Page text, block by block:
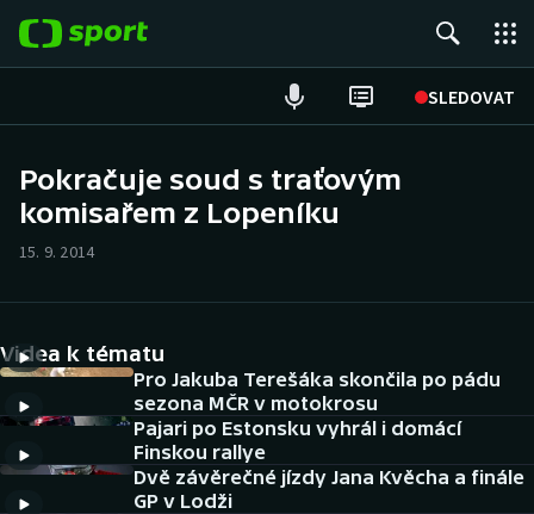
SLEDOVAT
Hokej
Cyklistika
DALŠÍ SPORTY
Americký fotbal
NEPŘEHLÉDNĚTE
Pokračuje soud s traťovým
komisařem z Lopeníku
15. 9. 2014
Videa k tématu
Pro Jakuba Terešáka skončila po pádu
sezona MČR v motokrosu
Pajari po Estonsku vyhrál i domácí
Finskou rallye
Dvě závěrečné jízdy Jana Kvěcha a finále
GP v Lodži